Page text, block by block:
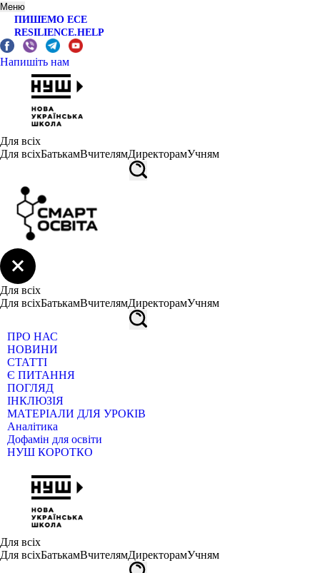
Меню
ПИШЕМО ЕСЕ
RESILIENCE.HELP
Напишіть нам
Для всіх
Для всіхБатькамВчителямДиректорамУчням
Для всіх
Для всіхБатькамВчителямДиректорамУчням
ПРО НАС
НОВИНИ
СТАТТІ
Є ПИТАННЯ
ПОГЛЯД
ІНКЛЮЗІЯ
МАТЕРІАЛИ ДЛЯ УРОКІВ
Аналітика
Дофамін для освіти
НУШ КОРОТКО
Для всіх
Для всіхБатькамВчителямДиректорамУчням